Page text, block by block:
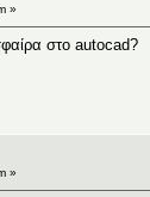
»
στο autocad?
»